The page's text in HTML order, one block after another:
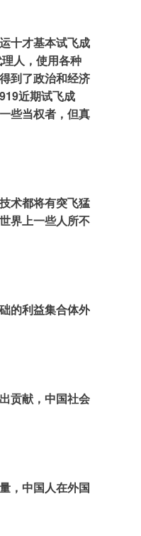
十才基本试飞成
人，使用各种
到了政治和经济
近期试飞成
些当权者，但真
术都将有突飞猛
界上一些人所不
的利益集合体外
贡献，中国社会
，中国人在外国